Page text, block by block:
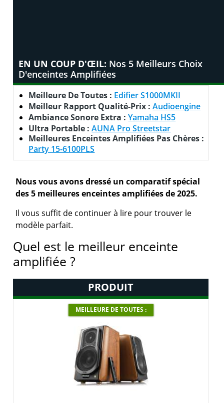
EN UN COUP D'ŒIL: Nos 5 Meilleurs Choix
D'enceintes Amplifiées
Meilleure De Toutes : Edifier S1000MKII
Meilleur Rapport Qualité-Prix :Audioengine
Ambiance Sonore Extra :Yamaha HS5
Ultra Portable :AUNA Pro Streetstar
Meilleures Enceintes Amplifiées Pas Chères :
Party 15-6100PLS
Nous vous avons dressé un comparatif spécial
des 5 meilleures enceintes amplifiées de 2025.
Il vous suffit de continuer à lire pour trouver le
modèle parfait.
Quel est le meilleur enceinte
amplifiée ?
PRODUIT
MEILLEURE DE TOUTES :